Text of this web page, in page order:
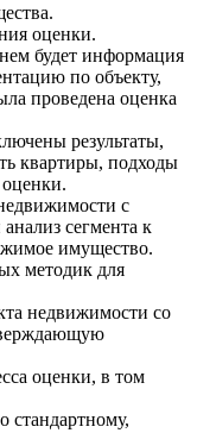
оценки.
будет информация
по объекту,
проведена оценка
результаты,
квартиры, подходы
с
сегмента к
имущество.
методик для
недвижимости со
оценки, в том
стандартному,